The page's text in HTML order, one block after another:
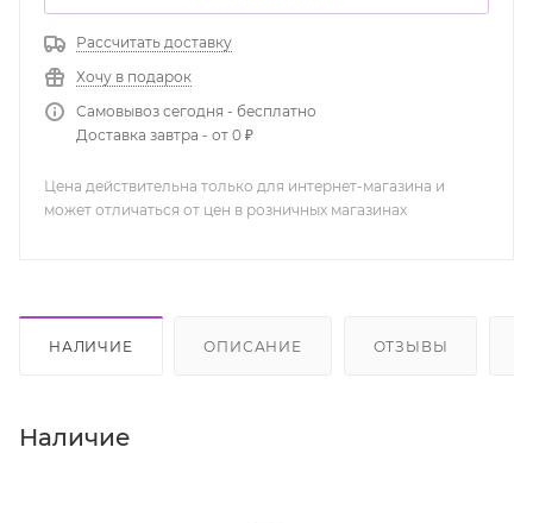
Рассчитать доставку
Хочу в подарок
Самовывоз сегодня - бесплатно
Доставка завтра - от 0 ₽
Цена действительна только для интернет-магазина и
может отличаться от цен в розничных магазинах
НАЛИЧИЕ ОПИСАНИЕ ОТЗЫВЫ
Наличие